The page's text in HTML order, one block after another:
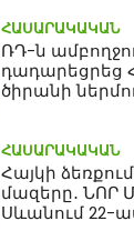
ՀԱՍԱՐԱԿԱԿԱՆ
ՌԴ-ն
դադարեցրեց
ծիրանի
ՀԱՍԱՐԱԿԱԿԱՆ
Հայկի
մազերը․ ՆՈՐ
Սևանում 22-